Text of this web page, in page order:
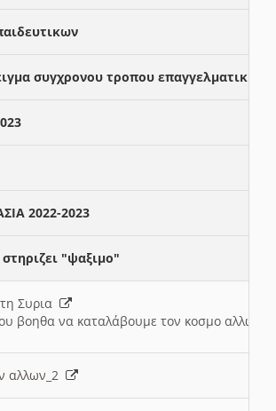
συγχρονου τροπου επαγγελματικης
2022-2023
"ψαξιμο"
Συρια
βοηθα να καταλάβουμε τον κοσμο αλλων
αλλων_2